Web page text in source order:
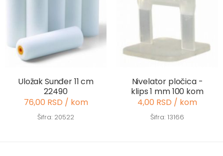
Uložak Sunđer 11 cm
22490
76,00 RSD / kom
Šifra: 20522
Nivelator pločica -
klips 1 mm 100 kom
4,00 RSD / kom
Šifra: 13166